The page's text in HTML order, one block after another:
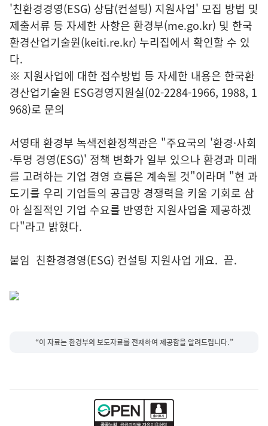
'친환경경영(ESG) 상담(컨설팅) 지원사업' 모집 방법 및
제출서류 등 자세한 사항은 환경부(me.go.kr) 및 한국
환경산업기술원(keiti.re.kr) 누리집에서 확인할 수 있
다.
※ 지원사업에 대한 접수방법 등 자세한 내용은 한국환
경산업기술원 ESG경영지원실(02-2284-1966, 1988, 1
968)로 문의
서영태 환경부 녹색전환정책관은 "주요국의 '환경·사회
·투명 경영(ESG)' 정책 변화가 일부 있으나 환경과 미래
를 고려하는 기업 경영 흐름은 계속될 것"이라며 "현 과
도기를 우리 기업들의 공급망 경쟁력을 키울 기회로 삼
아 실질적인 기업 수요를 반영한 지원사업을 제공하겠
다"라고 밝혔다.
붙임 친환경경영(ESG) 컨설팅 지원사업 개요. 끝.
“이 자료는 환경부의 보도자료를 전재하여 제공함을 알려드립니다.”